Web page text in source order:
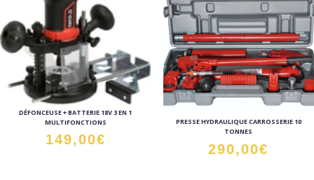
DÉFONCEUSE + BATTERIE 18V 3 EN 1
MULTIFONCTIONS
149,00€
PRESSE HYDRAULIQUE CARROSSERIE 10
TONNES
290,00€